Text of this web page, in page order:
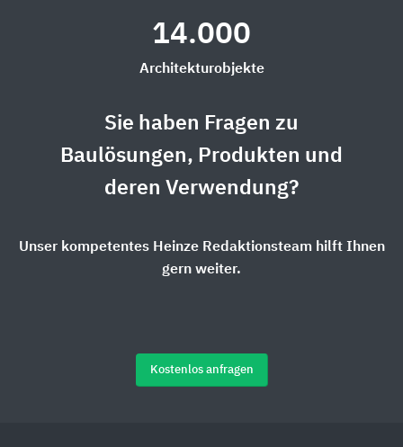
14.000
Architekturobjekte
Sie haben Fragen zu
Baulösungen, Produkten und
deren Verwendung?
Unser kompetentes Heinze Redaktionsteam hilft Ihnen
gern weiter.
Kostenlos anfragen